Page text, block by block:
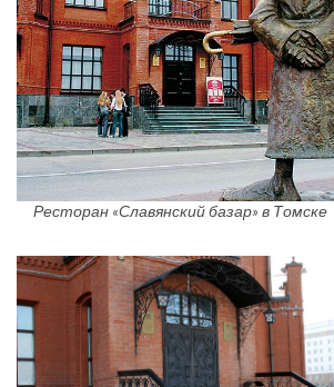
Ресторан «Славянский базар» в Томске